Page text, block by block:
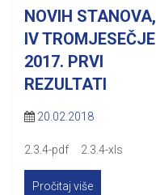
NOVIH STANOVA,
IV TROMJESEČJE
2017. PRVI
REZULTATI
20.02.2018
2.3.4-pdf 2.3.4-xls
Pročitaj više